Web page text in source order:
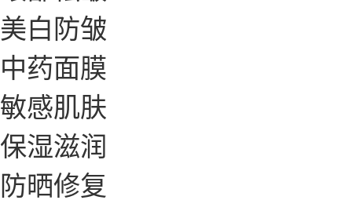
美白防皱
中药面膜
敏感肌肤
保湿滋润
防晒修复